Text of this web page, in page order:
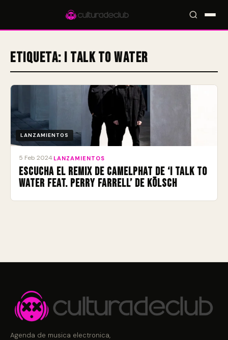
Accesos rápidos: 🎪 Eventos🎤 Artistas📍 Locales📰 Radar
Etiqueta: I Talk To Water
LANZAMIENTOS
5 Feb 2024 LANZAMIENTOS
Escucha el remix de CamelPhat de ‘I Talk To
Water feat. Perry Farrell’ de Kölsch
Agenda de musica electronica,